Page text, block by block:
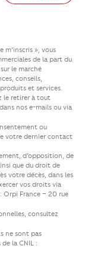
m’inscris », vous
de la part du
le marché
conseils,
et services.
le retirer à tout
nos e-mails ou via
ou
votre dernier contact
d’opposition, de
que du droit de
votre décès, dans les
vos droits via
Orpi France – 20 rue
consultez
ne sont pas
la CNIL :